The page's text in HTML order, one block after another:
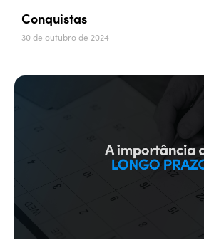
Conquistas
30 de outubro de 2024